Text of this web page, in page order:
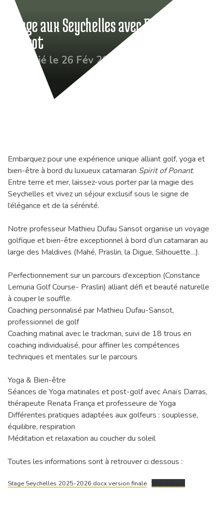
Stage aux Seychelles avec M. Dufau
Sansot
Publié le 26 Fév 2025
Embarquez pour une expérience unique alliant golf, yoga et
bien-être à bord du luxueux catamaran Spirit of Ponant.
Entre terre et mer, laissez-vous porter par la magie des
Seychelles et vivez un séjour exclusif sous le signe de
l’élégance et de la sérénité.
Notre professeur Mathieu Dufau Sansot organise un voyage
golfique et bien-être exceptionnel à bord d’un catamaran au
large des Maldives (Mahé, Praslin, la Digue, Silhouette…).
Perfectionnement sur un parcours d’exception (Constance
Lemuria Golf Course- Praslin) alliant défi et beauté naturelle
à couper le souffle.
Coaching personnalisé par Mathieu Dufau-Sansot,
professionnel de golf
Coaching matinal avec le trackman, suivi de 18 trous en
coaching individualisé, pour affiner les compétences
techniques et mentales sur le parcours
Yoga & Bien-être
Séances de Yoga matinales et post-golf avec Anaïs Darras,
thérapeute Renata França et professeure de Yoga
Différentes pratiques adaptées aux golfeurs : souplesse,
équilibre, respiration
Méditation et relaxation au coucher du soleil
Toutes les informations sont à retrouver ci dessous :
Stage Seychelles 2025-2026.docx version finale Télécharger